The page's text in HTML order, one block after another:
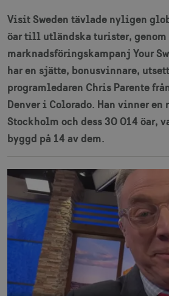
Visit Sweden tävlade nyligen
öar till utländska turister, genom
marknadsföringskampanj Your
har en sjätte, bonusvinnare,
programledaren Chris Parente
Denver i Colorado. Han vinner
Stockholm och dess 30 014 öar,
byggd på 14 av dem.